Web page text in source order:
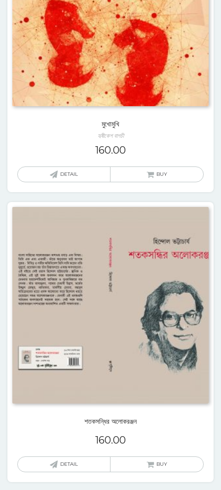
মুখোমুখি
হৃষীকেশ বাগচী
160.00
DETAIL BUY
শতকসন্ধির অলোকরঞ্জন
160.00
DETAIL BUY